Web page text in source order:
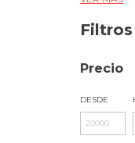
Filtros
Precio
DESDE